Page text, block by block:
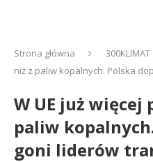
Strona główna 300KLIMAT
niż z paliw kopalnych. Polska
W UE już więcej
paliw
goni liderów